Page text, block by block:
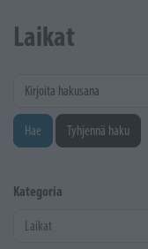
Laikat
Kirjoita hakusana
Hae Tyhjennä haku
Kategoria